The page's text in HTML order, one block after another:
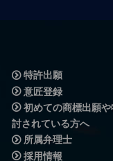
特許出願
意匠登録
初めての商標出願
討されている方へ
所属弁理士
採用情報